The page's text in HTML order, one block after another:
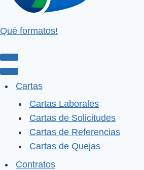
Qué formatos!
Menú
de
navegación
Menú
de
navegación
Cartas
Cartas Laborales
Cartas de Solicitudes
Cartas de Referencias
Cartas de Quejas
Contratos